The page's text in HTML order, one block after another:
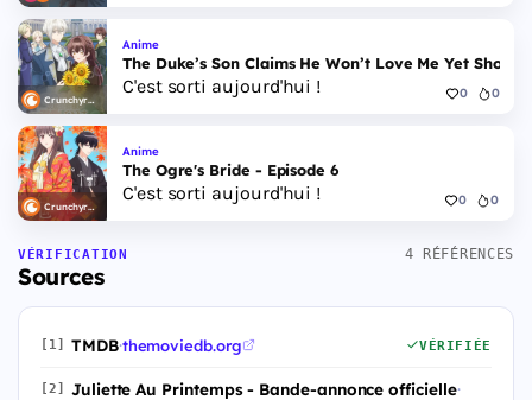
Crunchyroll
Anime
The Duke’s Son Claims He Won’t Love Me Yet
C'est sorti aujourd'hui ! 0 0
Crunchyroll
Anime
The Ogre's Bride - Episode 6
C'est sorti aujourd'hui ! 0 0
VÉRIFICATION
Sources
4 RÉFÉRENCES
[1] TMDB·themoviedb.org VÉRIFIÉE
[2] Juliette Au Printemps - Bande-annonce officielle·